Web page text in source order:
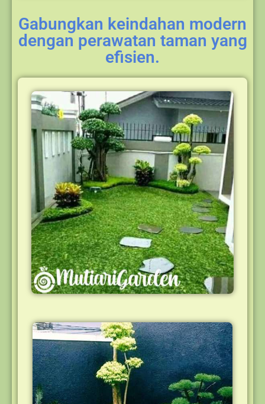
Gabungkan keindahan modern
dengan perawatan taman yang
efisien.